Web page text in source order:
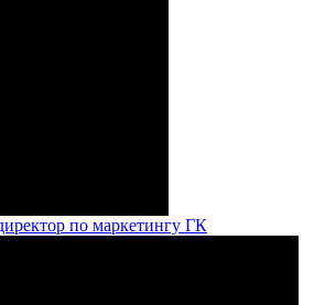
по маркетингу ГК